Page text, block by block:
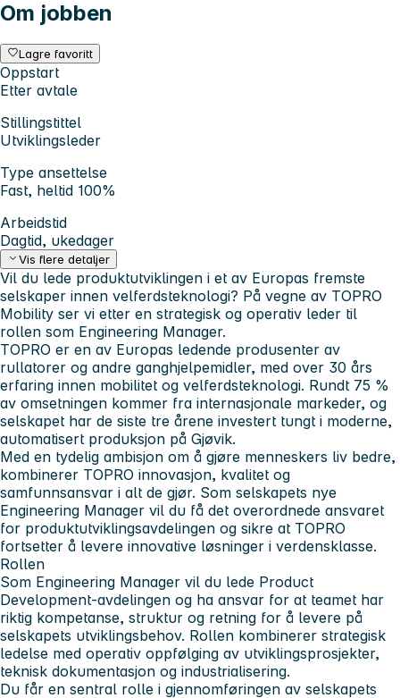
Om jobben
Lagre favoritt
Oppstart
Etter avtale
Stillingstittel
Utviklingsleder
Type ansettelse
Fast, heltid 100%
Arbeidstid
Dagtid, ukedager
Vis flere detaljer
Vil du lede produktutviklingen i et av Europas fremste
selskaper innen velferdsteknologi? På vegne av TOPRO
Mobility ser vi etter en strategisk og operativ leder til
rollen som Engineering Manager.
TOPRO er en av Europas ledende produsenter av
rullatorer og andre ganghjelpemidler, med over 30 års
erfaring innen mobilitet og velferdsteknologi. Rundt 75 %
av omsetningen kommer fra internasjonale markeder, og
selskapet har de siste tre årene investert tungt i moderne,
automatisert produksjon på Gjøvik.
Med en tydelig ambisjon om å gjøre menneskers liv bedre,
kombinerer TOPRO innovasjon, kvalitet og
samfunnsansvar i alt de gjør. Som selskapets nye
Engineering Manager vil du få det overordnede ansvaret
for produktutviklingsavdelingen og sikre at TOPRO
fortsetter å levere innovative løsninger i verdensklasse.
Rollen
Som Engineering Manager vil du lede Product
Development-avdelingen og ha ansvar for at teamet har
riktig kompetanse, struktur og retning for å levere på
selskapets utviklingsbehov. Rollen kombinerer strategisk
ledelse med operativ oppfølging av utviklingsprosjekter,
teknisk dokumentasjon og industrialisering.
Du får en sentral rolle i gjennomføringen av selskapets